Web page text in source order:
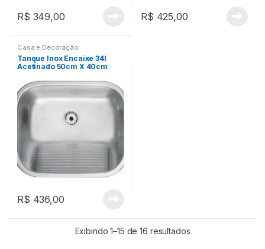
R$ 349,00 R$ 425,00
Casa e Decoração
Tanque Inox Encaixe 34l
Acetinado 50cm X 40cm
Acetinado
R$ 436,00
Exibindo 1–15 de 16 resultados